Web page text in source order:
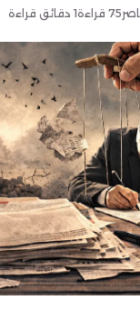
75 قراءة1 دقائق قراءة